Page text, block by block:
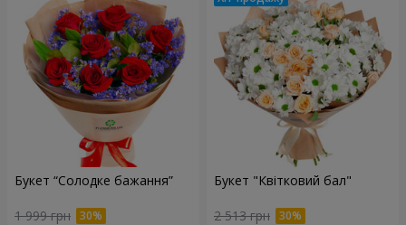
Букет “Солодке бажання”
1 999 грн
Букет "Квітковий бал"
2 513 грн